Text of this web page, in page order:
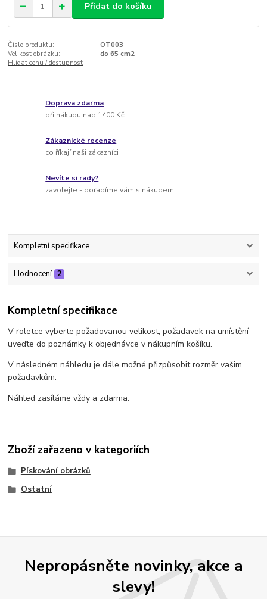
Přidat do košíku
Číslo produktu:
OT003
Velikost obrázku:
do 65 cm2
Hlídat cenu / dostupnost
Doprava zdarma
při nákupu nad 1400 Kč
Zákaznické recenze
co říkají naši zákazníci
Nevíte si rady?
zavolejte - poradíme vám s nákupem
Kompletní specifikace
Hodnocení 2
Kompletní specifikace
V roletce vyberte požadovanou velikost, požadavek na umístění
uveďte do poznámky k objednávce v nákupním košíku.
V následném náhledu je dále možné přizpůsobit rozměr vašim
požadavkům.
Náhled zasíláme vždy a zdarma.
Zboží zařazeno v kategoriích
Pískování obrázků
Ostatní
Nepropásněte novinky, akce a
slevy!